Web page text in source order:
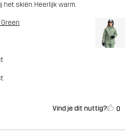
skiën. Heerlijk warm.
Vind je dit nuttig? 0